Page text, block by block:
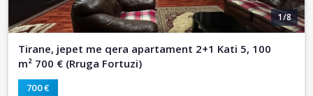
1/8
Tirane, jepet me qera apartament 2+1 Kati 5, 100
m² 700 € (Rruga Fortuzi)
700 €